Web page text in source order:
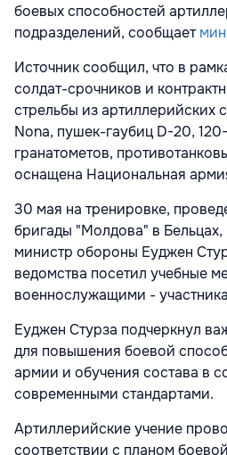
боевых способностей
подразделений, сообщает
Источник сообщил, что в
солдат-срочников и
стрельбы из артиллерийских
Nona, пушек-гаубиц D-20,
гранатометов,
оснащена Национальная
30 мая на тренировке,
бригады "Молдова" в Бельцах,
министр обороны Еуджен
ведомства посетил учебные
военнослужащими -
Еуджен Стурза подчеркнул
для повышения боевой
армии и обучения состава в
современными стандартами.
Артиллерийские учение
соответствии с планом